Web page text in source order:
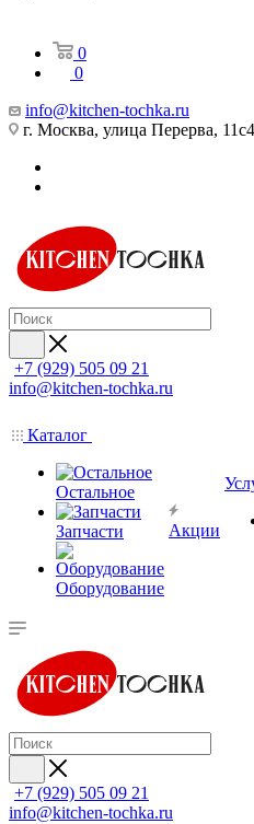
0
0
info@kitchen-tochka.ru
г. Москва, улица Перерва, 11с4
+7 (929) 505 09 21
info@kitchen-tochka.ru
Каталог
Остальное
Запчасти
Оборудование
Акции
+7 (929) 505 09 21
info@kitchen-tochka.ru